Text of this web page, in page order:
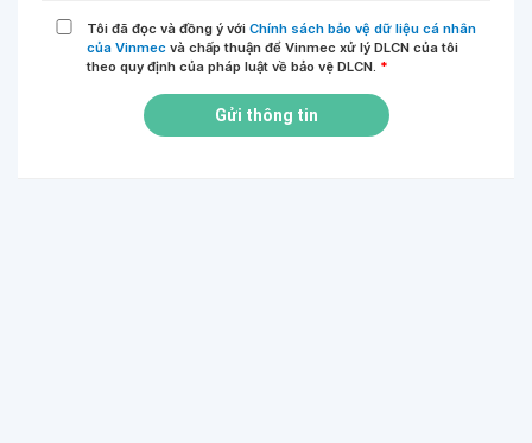
Tôi đã đọc và đồng ý với Chính sách bảo vệ dữ liệu cá nhân
của Vinmec và chấp thuận để Vinmec xử lý DLCN của tôi
theo quy định của pháp luật về bảo vệ DLCN. *
Gửi thông tin